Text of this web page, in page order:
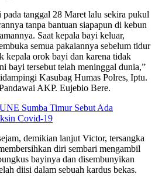
tanggal 28 Maret lalu sekira pukul
tanpa bantuan siapapun di kebun
Saat kepala bayi keluar,
semua pakaiannya sebelum tidur
kepala orok bayi dan karena tidak
bayi tersebut telah meninggal dunia,”
Kasubag Humas Polres, Iptu.
AKP. Eujebio Bere.
Sumba Timur Sebut Ada
Covid-19
demikian lanjut Victor, tersangka
diri sembari mengambil
bayinya dan disembunyikan
diisi dalam sebuah kardus bekas.